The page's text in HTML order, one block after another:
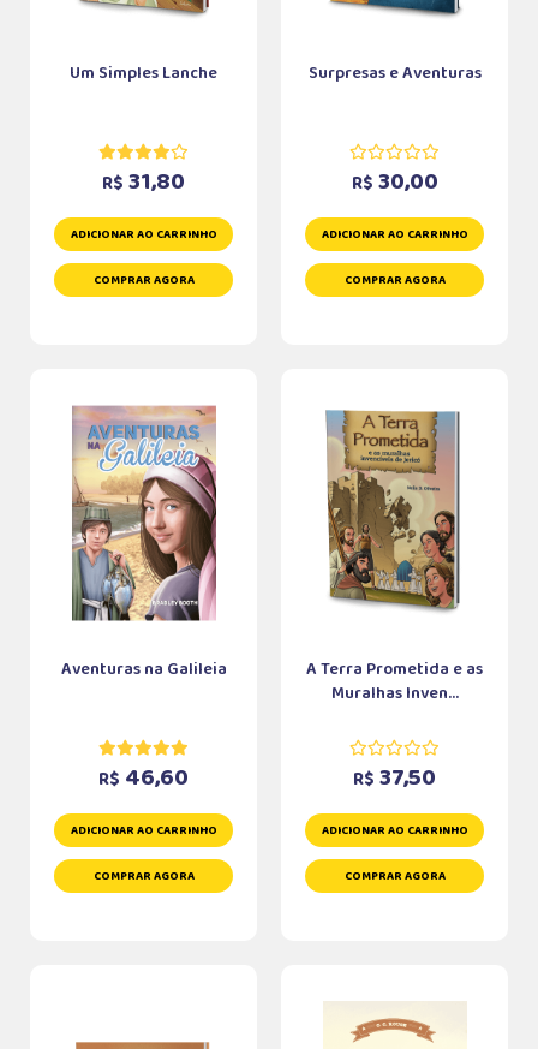
Um Simples Lanche
R$ 31,80
ADICIONAR AO CARRINHO
COMPRAR AGORA
Surpresas e Aventuras
R$ 30,00
ADICIONAR AO CARRINHO
COMPRAR AGORA
Aventuras na Galileia
R$ 46,60
ADICIONAR AO CARRINHO
COMPRAR AGORA
A Terra Prometida e as
Muralhas Inven...
R$ 37,50
ADICIONAR AO CARRINHO
COMPRAR AGORA